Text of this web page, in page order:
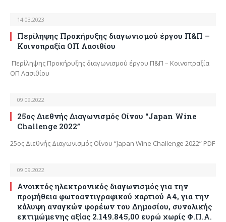
14.03.2023
Περίληψης Προκήρυξης διαγωνισμού έργου Π&Π –
Κοινοπραξία ΟΠ Λασιθίου
Περίληψης Προκήρυξης διαγωνισμού έργου Π&Π – Κοινοπραξία
ΟΠ Λασιθίου
09.09.2022
25ος Διεθνής Διαγωνισμός Οίνου “Japan Wine
Challenge 2022”
25ος Διεθνής Διαγωνισμός Οίνου “Japan Wine Challenge 2022” PDF
09.09.2022
Ανοικτός ηλεκτρονικός διαγωνισμός για την
προμήθεια φωτοαντιγραφικού χαρτιού A4, για την
κάλυψη αναγκών φορέων του Δημοσίου, συνολικής
εκτιμώμενης αξίας 2.149.845,00 ευρώ χωρίς Φ.Π.Α.